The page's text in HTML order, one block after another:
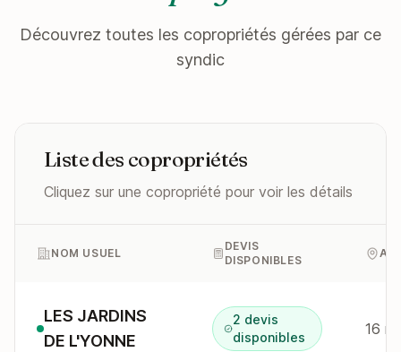
Découvrez toutes les copropriétés gérées par ce
syndic
Liste des copropriétés
Cliquez sur une copropriété pour voir les détails
NOM USUEL
DEVIS
DISPONIBLES
LES JARDINS
DE L'YONNE
2 devis
disponibles